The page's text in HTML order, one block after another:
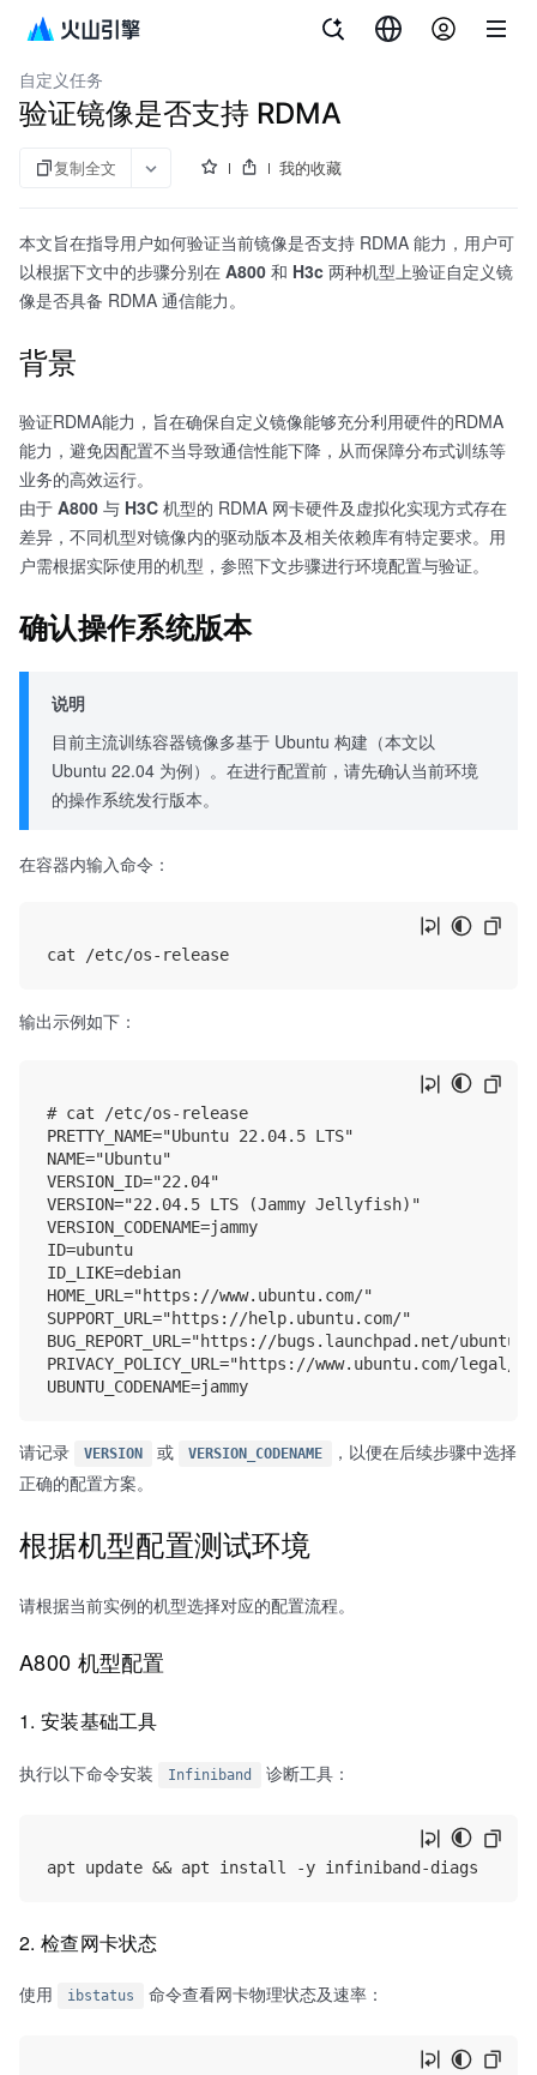
机器学习平台
自定义任务
验证镜像是否支持 RDMA
复制全文 我的收藏
本文旨在指导用户如何验证当前镜像是否支持 RDMA 能力，用户可
以根据下文中的步骤分别在 A800 和 H3c 两种机型上验证自定义镜
像是否具备 RDMA 通信能力。
背景
验证RDMA能力，旨在确保自定义镜像能够充分利用硬件的RDMA
能力，避免因配置不当导致通信性能下降，从而保障分布式训练等
业务的高效运行。
由于 A800 与 H3C 机型的 RDMA 网卡硬件及虚拟化实现方式存在
差异，不同机型对镜像内的驱动版本及相关依赖库有特定要求。用
户需根据实际使用的机型，参照下文步骤进行环境配置与验证。
确认操作系统版本
说明
目前主流训练容器镜像多基于 Ubuntu 构建（本文以
Ubuntu 22.04 为例）。在进行配置前，请先确认当前环境
的操作系统发行版本。
在容器内输入命令：
输出示例如下：
# cat /etc/os-release
PRETTY_NAME="Ubuntu 22.04.5 LTS"
NAME="Ubuntu"
VERSION_ID="22.04"
VERSION="22.04.5 LTS (Jammy Jellyfish)"
VERSION_CODENAME=jammy
ID=ubuntu
ID_LIKE=debian
HOME_URL="https://www.ubuntu.com/"
SUPPORT_URL="https://help.ubuntu.com/"
BUG_REPORT_URL="https://bugs.launchpad.net/ubuntu/"
PRIVACY_POLICY_URL="https://www.ubuntu.com/
请记录 VERSION 或 VERSION_CODENAME
，以便在后续步骤中选择
正确的配置方案。
根据机型配置测试环境
请根据当前实例的机型选择对应的配置流程。
A800 机型配置
1. 安装基础工具
执行以下命令安装 Infiniband 诊断工具：
2. 检查网卡状态
使用 ibstatus 命令查看网卡物理状态及速率：